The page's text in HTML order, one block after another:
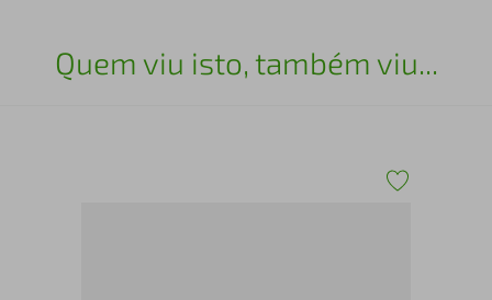
Quem viu isto, também viu...